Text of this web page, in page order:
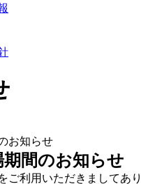
お知らせ
期間のお知らせ
ご利用いただきましてあ